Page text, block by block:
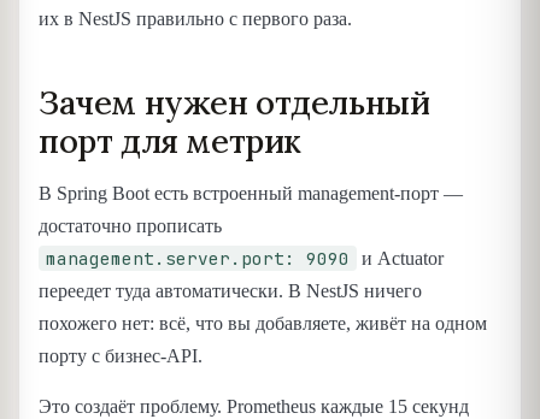
их в NestJS правильно с первого раза.
Зачем нужен отдельный
порт для метрик
В Spring Boot есть встроенный management-порт —
достаточно прописать
management.server.port: 9090
и Actuator
переедет туда автоматически. В NestJS ничего
похожего нет: всё, что вы добавляете, живёт на одном
порту с бизнес-API.
Это создаёт проблему. Prometheus каждые 15 секунд